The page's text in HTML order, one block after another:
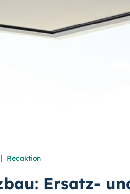
| Redaktion
Ersatz-